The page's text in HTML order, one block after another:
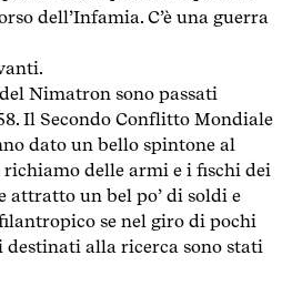
dell’Infamia. C’è una guerra
Nimatron sono passati
Il Secondo Conflitto Mondiale
dato un bello spintone al
delle armi e i fischi dei
un bel po’ di soldi e
se nel giro di pochi
alla ricerca sono stati